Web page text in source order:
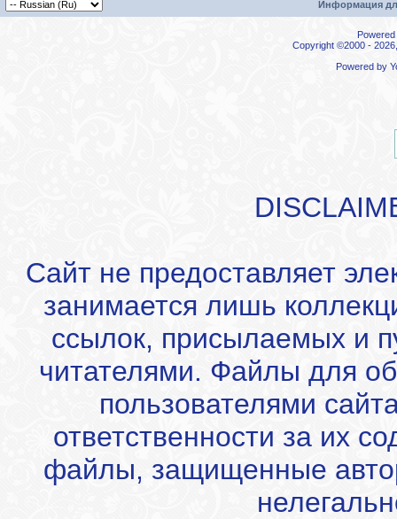
Информация
Copyright ©2000 -
Powered by
Сайт не предоставляет
занимается лишь
ссылок, присылаемых и
читателями. Файлы для
пользователями
ответственности за их
файлы, защищенные